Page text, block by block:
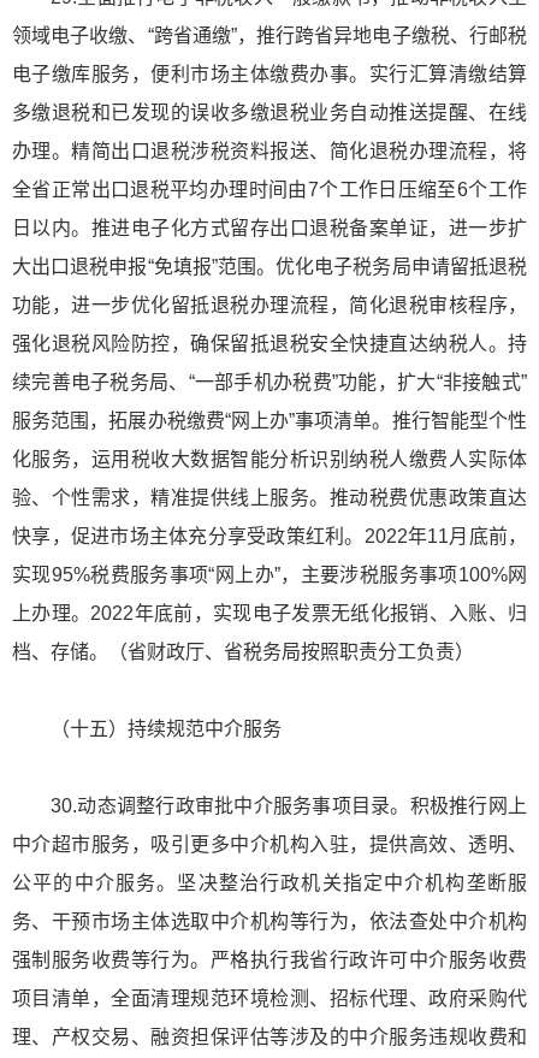
领域电子收缴、“跨省通缴”，推行跨省异地电子缴税、行邮税
电子缴库服务，便利市场主体缴费办事。实行汇算清缴结算
多缴退税和已发现的误收多缴退税业务自动推送提醒、在线
办理。精简出口退税涉税资料报送、简化退税办理流程，将
全省正常出口退税平均办理时间由7个工作日压缩至6个工作
日以内。推进电子化方式留存出口退税备案单证，进一步扩
大出口退税申报“免填报”范围。优化电子税务局申请留抵退税
功能，进一步优化留抵退税办理流程，简化退税审核程序，
强化退税风险防控，确保留抵退税安全快捷直达纳税人。持
续完善电子税务局、“一部手机办税费”功能，扩大“非接触式”
服务范围，拓展办税缴费“网上办”事项清单。推行智能型个性
化服务，运用税收大数据智能分析识别纳税人缴费人实际体
验、个性需求，精准提供线上服务。推动税费优惠政策直达
快享，促进市场主体充分享受政策红利。2022年11月底前，
实现95%税费服务事项“网上办”，主要涉税服务事项100%网
上办理。2022年底前，实现电子发票无纸化报销、入账、归
档、存储。（省财政厅、省税务局按照职责分工负责）
（十五）持续规范中介服务
30.动态调整行政审批中介服务事项目录。积极推行网上
中介超市服务，吸引更多中介机构入驻，提供高效、透明、
公平的中介服务。坚决整治行政机关指定中介机构垄断服
务、干预市场主体选取中介机构等行为，依法查处中介机构
强制服务收费等行为。严格执行我省行政许可中介服务收费
项目清单，全面清理规范环境检测、招标代理、政府采购代
理、产权交易、融资担保评估等涉及的中介服务违规收费和